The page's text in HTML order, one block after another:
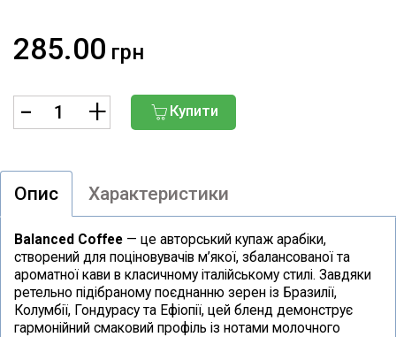
285.00 грн
Купити
Опис Характеристики
Balanced Coffee — це авторський купаж арабіки,
створений для поціновувачів м’якої, збалансованої та
ароматної кави в класичному італійському стилі. Завдяки
ретельно підібраному поєднанню зерен із Бразилії,
Колумбії, Гондурасу та Ефіопії, цей бленд демонструє
гармонійний смаковий профіль із нотами молочного